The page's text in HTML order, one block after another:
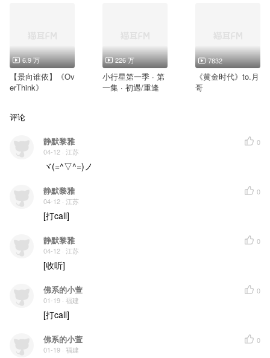
6.9 万
【景向谁依】《Ov
erThink》
226 万
小行星第一季 · 第
一集 · 初遇/重逢
7832
《黄金时代》to.月
哥
评论
静默黎雅
04-12 · 江苏
0
ヾ(=^▽^=)ノ
静默黎雅
04-12 · 江苏
0
[打call]
静默黎雅
04-12 · 江苏
0
[收听]
佛系的小萱
01-19 · 福建
0
[打call]
佛系的小萱
01-19 · 福建
0